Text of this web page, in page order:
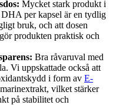
Mycket stark produkt i
per kapsel är en tydlig
bruk, och att dosen
produkten praktisk och
Bra råvaruval med
Vi uppskattade också att
i form av E-
vilket stärker
på stabilitet och